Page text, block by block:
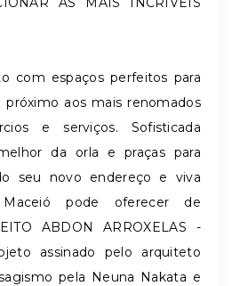
com espaços perfeitos para
próximo aos mais renomados
e serviços. Sofisticada
da orla e praças para
seu novo endereço e viva
pode oferecer de
ABDON ARROXELAS -
assinado pelo arquiteto
pela Neuna Nakata e